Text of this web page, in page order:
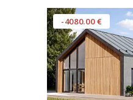
-4080.00 €